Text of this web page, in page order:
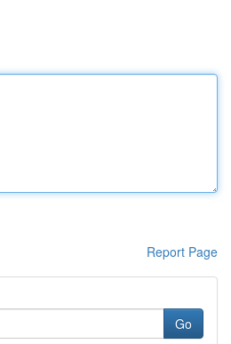
Report Page
Go